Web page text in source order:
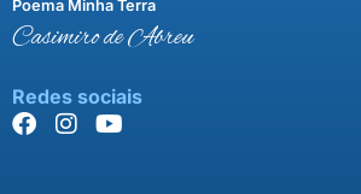
Poema Minha Terra
Casimiro de Abreu
Redes sociais